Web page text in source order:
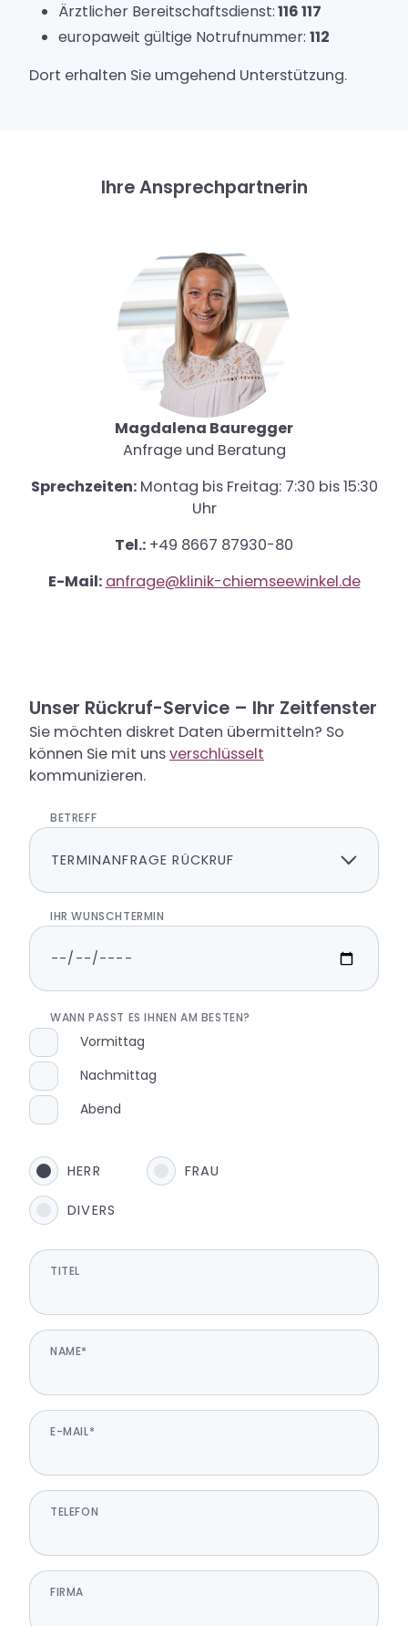
KarriereÄrztlicher Bereitschaftsdienst:116 117
europaweit gültige Notrufnummer: 112
Dort erhalten Sie umgehend Unterstützung.
Ihre Ansprechpartnerin
Magdalena Bauregger
Anfrage und Beratung
Sprechzeiten:Montag bis Freitag: 7:30 bis 15:30
Uhr
Tel.: +49 8667 87930-80
E-Mail: anfrage@klinik-chiemseewinkel.de
Unser Rückruf-Service – Ihr Zeitfenster
Sie möchten diskret Daten übermitteln? So
können Sie mit unsverschlüsselt
kommunizieren.
BETREFF
IHR WUNSCHTERMIN
WANN PASST ES IHNEN AM BESTEN?
Vormittag
Nachmittag
Abend
HERR FRAU
DIVERS
TITEL
NAME*
E-MAIL*
TELEFON
FIRMA